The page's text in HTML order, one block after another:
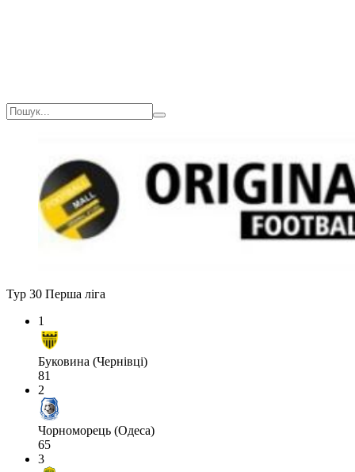
Тур 30 Перша ліга
1
Буковина (Чернівці)
81
2
Чорноморець (Одеса)
65
3